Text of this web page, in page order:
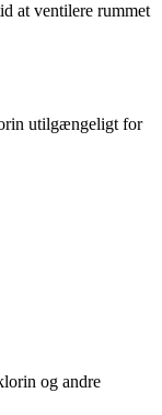
at ventilere rummet
utilgængeligt for
og andre